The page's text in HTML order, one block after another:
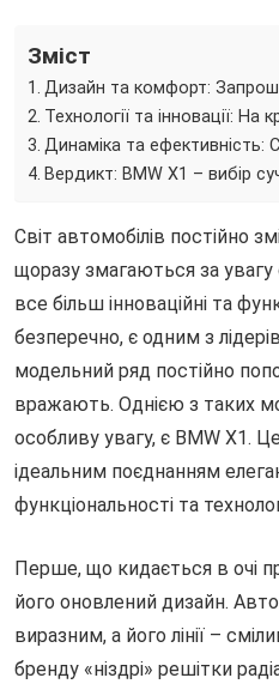
Зміст
Дизайн та комфорт:
Технології та інновації: На
Динаміка та ефективність:
Вердикт: BMW X1 – вибір
Світ автомобілів постійно
щоразу змагаються за
все більш інноваційні та
безперечно, є одним з
модельний ряд постійно
вражають. Однією з таких
особливу увагу, є BMW X1.
ідеальним поєднанням
функціональності та
Перше, що кидається в очі
його оновлений дизайн.
виразним, а його лінії –
бренду «ніздрі» решітки